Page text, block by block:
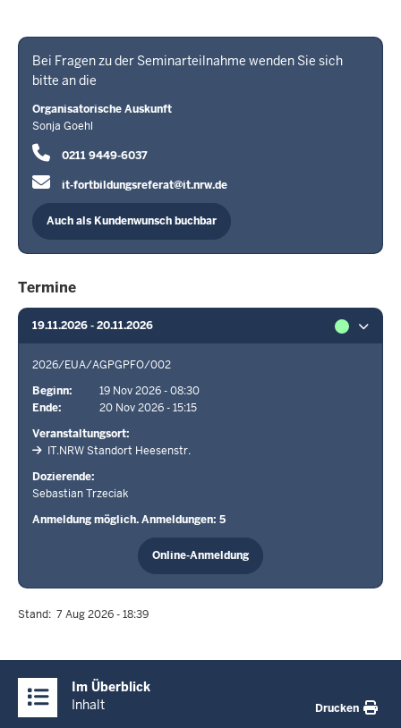
Bei Fragen zu der Seminarteilnahme wenden Sie sich
bitte an die
Organisatorische Auskunft
Sonja Goehl
0211 9449-6037
it-fortbildungsreferat@it.nrw.de
Auch als Kundenwunsch buchbar
Termine
19.11.2026 - 20.11.2026
2026/EUA/AGPGPFO/002
Beginn
19 Nov 2026 - 08:30
Ende
20 Nov 2026 - 15:15
Veranstaltungsort
IT.NRW Standort Heesenstr.
Dozierende
Sebastian Trzeciak
Anmeldung möglich. Anmeldungen: 5
Online-Anmeldung
Stand 7 Aug 2026 - 18:39
Inhalte
Im Überblick
Inhalt
Drucken